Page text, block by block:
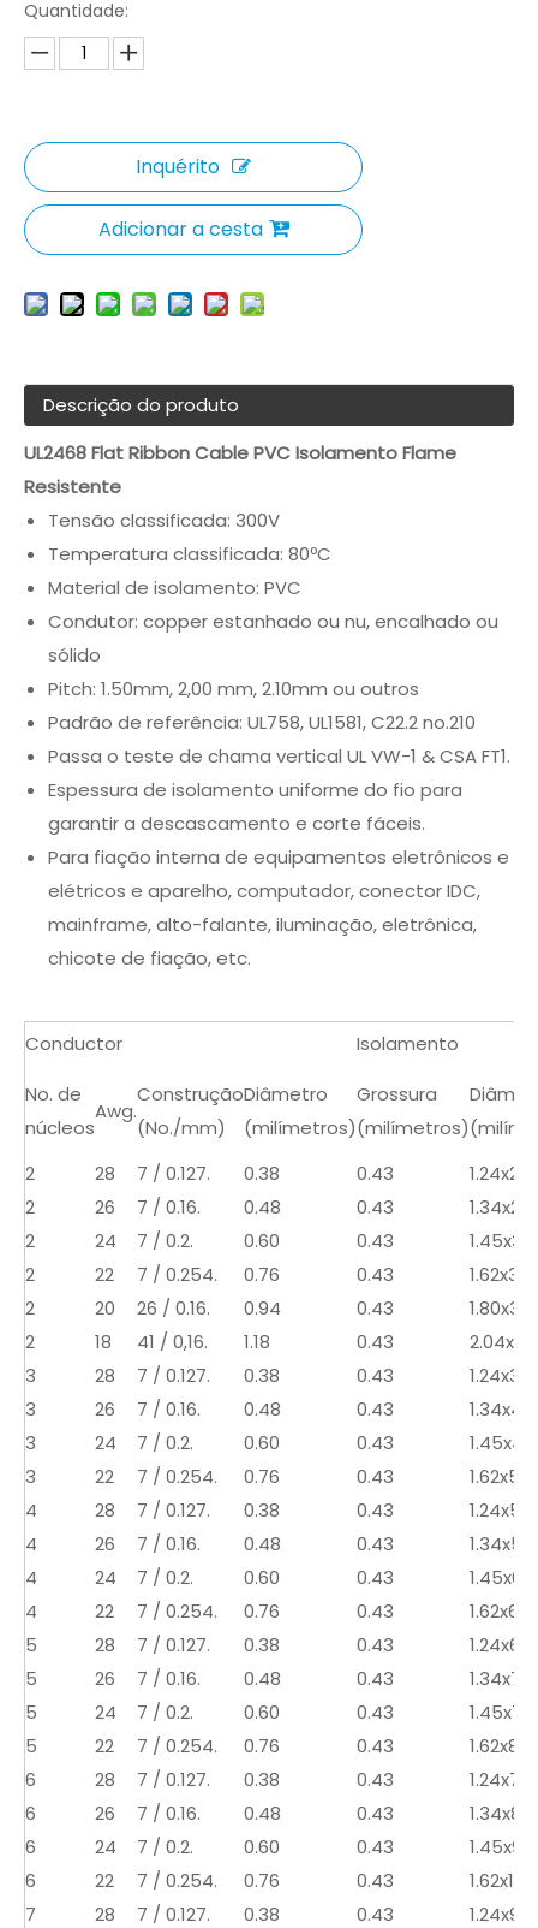
Quantidade:
Inquérito
Adicionar a cesta
Descrição do produto
UL2468 Flat Ribbon Cable PVC Isolamento Flame
Resistente
Tensão classificada: 300V
Temperatura classificada: 80ºC
Material de isolamento: PVC
Condutor: copper estanhado ou nu, encalhado ou
sólido
Pitch: 1.50mm, 2,00 mm, 2.10mm ou outros
Padrão de referência: UL758, UL1581, C22.2 no.210
Passa o teste de chama vertical UL VW-1 & CSA FT1.
Espessura de isolamento uniforme do fio para
garantir a descascamento e corte fáceis.
Para fiação interna de equipamentos eletrônicos e
elétricos e aparelho, computador, conector IDC,
mainframe, alto-falante, iluminação, eletrônica,
chicote de fiação, etc.
Conductor
Isolamento
No. de
núcleos
Awg.
Construção
(No./mm)
Diâmetro
(milímetros)
Grossura
(milímetros)
2
28 7 / 0.127. 0.38 0.43
2
26 7 / 0.16. 0.48 0.43
2
24 7 / 0.2. 0.60 0.43
2
22 7 / 0.254. 0.76 0.43
2
20 26 / 0.16. 0.94 0.43
2
18 41 / 0,16. 1.18 0.43
3
28 7 / 0.127. 0.38 0.43
3
26 7 / 0.16. 0.48 0.43
3
24 7 / 0.2. 0.60 0.43
3
22 7 / 0.254. 0.76 0.43
4
28 7 / 0.127. 0.38 0.43
4
26 7 / 0.16. 0.48 0.43
4
24 7 / 0.2. 0.60 0.43
4
22 7 / 0.254. 0.76 0.43
5
28 7 / 0.127. 0.38 0.43
5
26 7 / 0.16. 0.48 0.43
5
24 7 / 0.2. 0.60 0.43
5
22 7 / 0.254. 0.76 0.43
6
28 7 / 0.127. 0.38 0.43
6
26 7 / 0.16. 0.48 0.43
6
24 7 / 0.2. 0.60 0.43
6
22 7 / 0.254. 0.76 0.43
7
28 7 / 0.127. 0.38 0.43